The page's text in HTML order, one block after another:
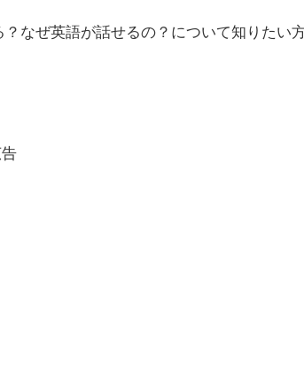
なぜ英語が話せるの？について知りたい